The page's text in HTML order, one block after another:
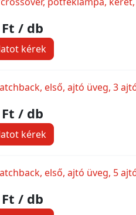
/ db
kérek
első, ajtó üveg, 3
/ db
kérek
első, ajtó üveg, 5
/ db